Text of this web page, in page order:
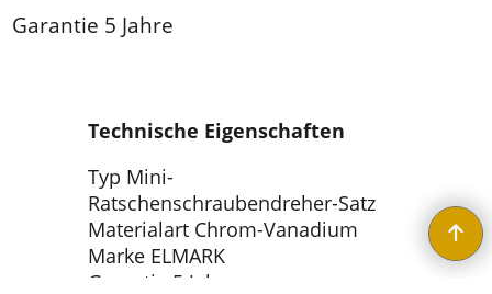
Garantie 5 Jahre
Technische Eigenschaften
Typ Mini-
Ratschenschraubendreher-Satz
Materialart Chrom-Vanadium
Marke ELMARK
Garantie 5 Jahre